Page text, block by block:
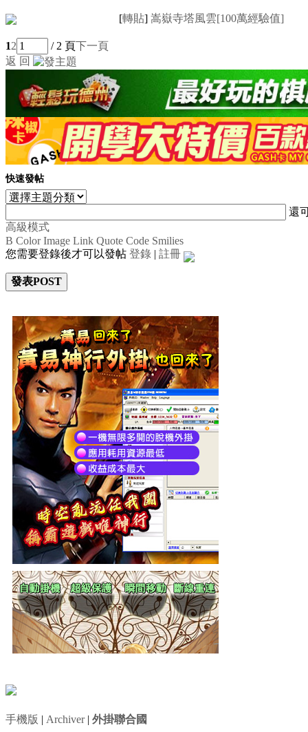
[轉貼] 嵩嶽寺塔風雲[100萬經驗值]
12 / 2 頁下一頁
返 回
快速發帖
還
高級模式
B Color Image Link Quote Code Smilies
您需要登錄後才可以發帖 登錄 | 註冊
發表POST
手機版 | Archiver| 外掛聯合國